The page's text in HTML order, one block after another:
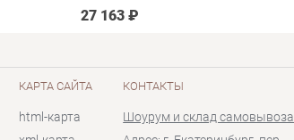
27 163 ₽
КАРТА САЙТА
html-карта
КОНТАКТЫ
Шоурум и склад самовывоза